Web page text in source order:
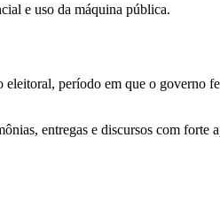
e uso da máquina pública.
período em que o
entregas e discursos com